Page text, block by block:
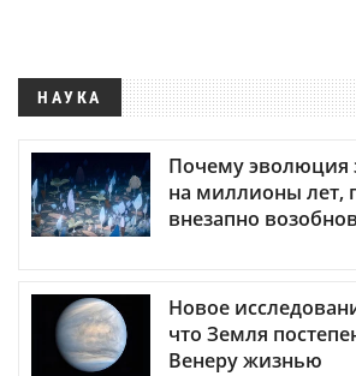
НАУКА
Почему эволюция
на миллионы лет,
внезапно
Новое
что Земля
Венеру жизнью